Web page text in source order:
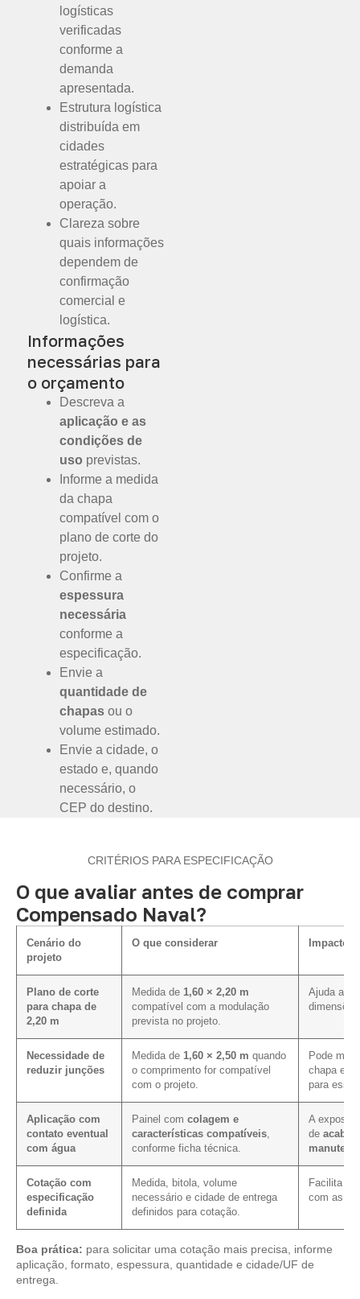
logísticas
verificadas
conforme a
demanda
apresentada.
Estrutura logística
distribuída em
cidades
estratégicas para
apoiar a
operação.
Clareza sobre
quais informações
dependem de
confirmação
comercial e
logística.
Informações
necessárias para
o orçamento
Descreva a
aplicação e as
condições de
uso previstas.
Informe a medida
da chapa
compatível com o
plano de corte do
projeto.
Confirme a
espessura
necessária
conforme a
especificação.
Envie a
quantidade de
chapas ou o
volume estimado.
Envie a cidade, o
estado e, quando
necessário, o
CEP do destino.
CRITÉRIOS PARA ESPECIFICAÇÃO
O que avaliar antes de comprar
Compensado Naval?
Cenário do
projeto
O que considerar Impacto
Plano de corte
para chapa de
2,20 m
Medida de 1,60 × 2,20 m
compatível com a modulação
prevista no projeto.
Ajuda a
Necessidade de
reduzir junções
Medida de 1,60 × 2,50 m quando
o comprimento for compatível
com o projeto.
Pode
chapa em
para essa
Aplicação com
contato eventual
com água
Painel com colagem e
características compatíveis
conforme ficha técnica.
A
de
Cotação com
especificação
definida
Medida, bitola, volume
necessário e cidade de entrega
definidos para cotação.
Facilita a
com as
Boa prática: para solicitar uma cotação mais precisa, informe
aplicação, formato, espessura, quantidade e cidade/UF de
entrega.